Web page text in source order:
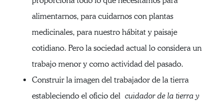
alimentarnos, para cuidarnos con plantas
medicinales, para nuestro hábitat y paisaje
cotidiano. Pero la sociedad actual lo considera un
trabajo menor y como actividad del pasado.
Construir la imagen del trabajador de la tierra
estableciendo el oficio del cuidador de la tierra y